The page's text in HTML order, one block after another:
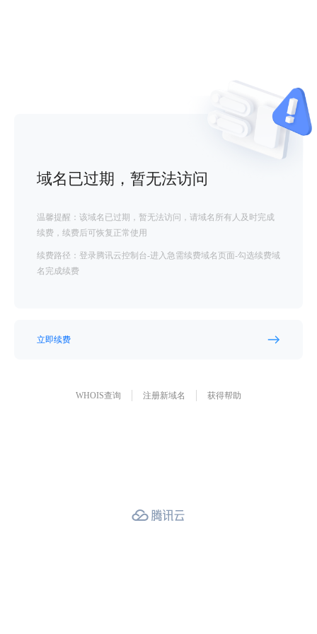
域名已过期，暂无法访问
温馨提醒：该域名已过期，暂无法访问，请域名所有人及时完成
续费，续费后可恢复正常使用
续费路径：登录腾讯云控制台-进入急需续费域名页面-勾选续费域
名完成续费
立即续费
WHOIS查询 注册新域名 获得帮助